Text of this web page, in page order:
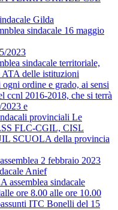
Gilda
sindacale 16 maggio
2023
sindacale territoriale,
ATA delle istituzioni
ogni ordine e grado, ai sensi
ccnl 2016-2018, che si terrà
e
provinciali Le
FLC-CGIL, CISL
SCUOLA della provincia
2 febbraio 2023
Anief
assemblea sindacale
ore 8.00 alle ore 10.00
ITC Bonelli del 15